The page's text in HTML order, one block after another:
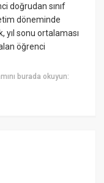
doğrudan sınıf
döneminde
yıl sonu ortalaması
öğrenci
burada okuyun: